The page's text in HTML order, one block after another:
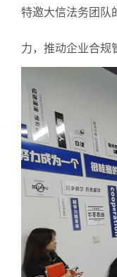
特邀大信法务团队
力，推动企业合规